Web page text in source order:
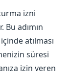
izni
adımın
atılması
süresi
izin veren